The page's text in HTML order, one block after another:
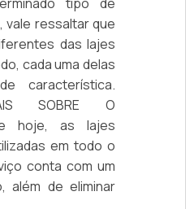
vale ressaltar que
das lajes
cada uma delas
característica.
SOBRE O
hoje, as lajes
em todo o
conta com um
além de eliminar